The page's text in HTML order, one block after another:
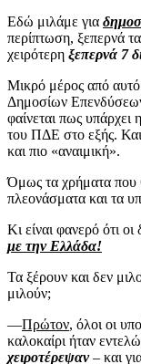
Εδώ μιλάμε για
περίπτωση, ξεπερνά
χειρότερη ξεπερνά 7
Μικρό μέρος από
Δημοσίων
φαίνεται πως
του ΠΔΕ στο εξής. Και
και πιο «αναιμική».
Όμως τα χρήματα που
πλεονάσματα και τα
Κι είναι φανερό ότι οι
με την Ελλάδα!
Τα ξέρουν και δεν
μιλούν;
—Πρώτον, όλοι οι
καλοκαίρι ήταν
χειροτέρεψαν– και